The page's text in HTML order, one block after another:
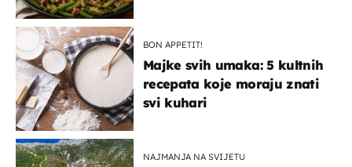
BON APPETIT!
Majke svih umaka: 5 kultnih
recepata koje moraju znati
svi kuhari
NAJMANJA NA SVIJETU